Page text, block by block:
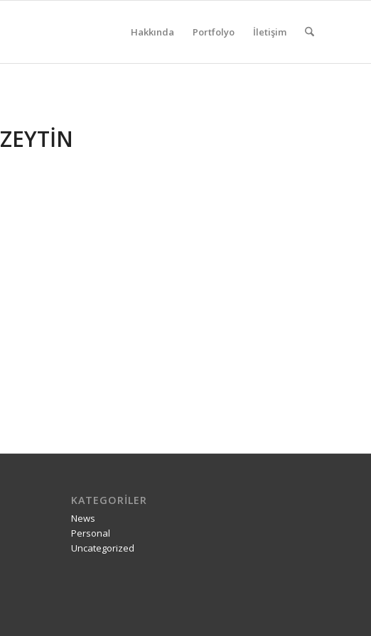
Hakkında Portfolyo İletişim
ZEYTIN
KATEGORILER
News
Personal
Uncategorized